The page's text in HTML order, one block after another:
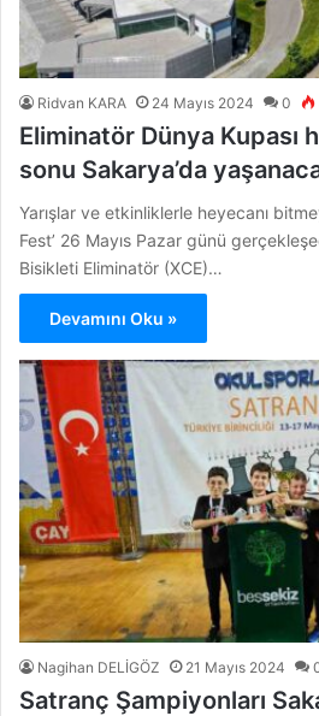
Ridvan KARA 24 Mayıs 2024 0
Eliminatör Dünya Kupası
sonu Sakarya’da
Yarışlar ve etkinliklerle heyecanı
Fest’ 26 Mayıs Pazar günü
Bisikleti Eliminatör (XCE)…
Devamını Oku »
Nagihan DELİGÖZ 21 Mayıs 2024
Satranç Şampiyonları